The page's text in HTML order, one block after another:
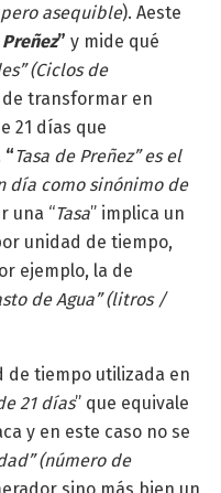
asequible). Aeste
” y mide qué
(Ciclos de
de transformar en
21 días que
“Tasa de Preñez” es el
día como sinónimo de
una “Tasa” implica un
unidad de tiempo,
ejemplo, la de
de Agua” (litros /
de tiempo utilizada en
21 días” que equivale
y en este caso no se
(número de